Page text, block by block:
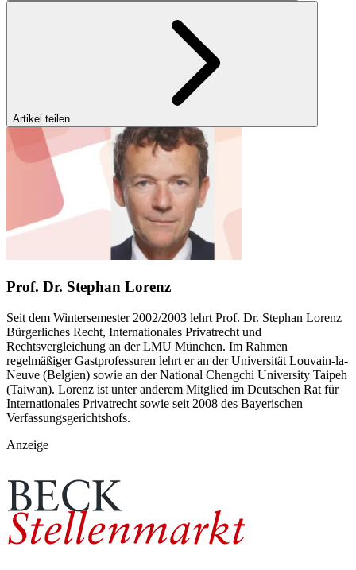
Artikel teilen
Prof. Dr. Stephan Lorenz
Seit dem Wintersemester 2002/2003 lehrt Prof. Dr. Stephan Lorenz
Bürgerliches Recht, Internationales Privatrecht und
Rechtsvergleichung an der LMU München. Im Rahmen
regelmäßiger Gastprofessuren lehrt er an der Universität Louvain-la-
Neuve (Belgien) sowie an der National Chengchi University Taipeh
(Taiwan). Lorenz ist unter anderem Mitglied im Deutschen Rat für
Internationales Privatrecht sowie seit 2008 des Bayerischen
Verfassungsgerichtshofs.
Anzeige